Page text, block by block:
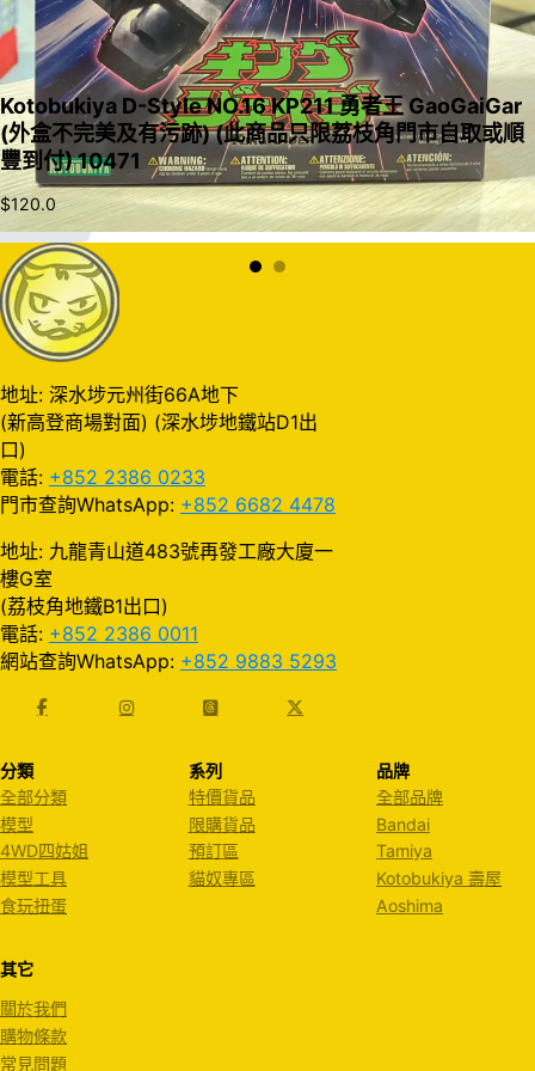
入購物車
Kotobukiya D-Style NO.16 KP211 勇者王 GaoGaiGar
(外盒不完美及有污跡) (此商品只限荔枝角門市自取或順
豐到付) 10471
$120.0
地址: 深水埗元州街66A地下
(新高登商場對面) (深水埗地鐵站D1出
口)
電話: +852 2386 0233
門市查詢WhatsApp: +852 6682 4478
地址: 九龍青山道483號再發工廠大廈一
樓G室
(荔枝角地鐵B1出口)
電話: +852 2386 0011
網站查詢WhatsApp: +852 9883 5293
分類
全部分類
模型
4WD四姑姐
模型工具
食玩扭蛋
系列
特價貨品
限購貨品
預訂區
貓奴專區
品牌
全部品牌
Bandai
Tamiya
Kotobukiya 壽屋
Aoshima
其它
關於我們
購物條款
常見問題